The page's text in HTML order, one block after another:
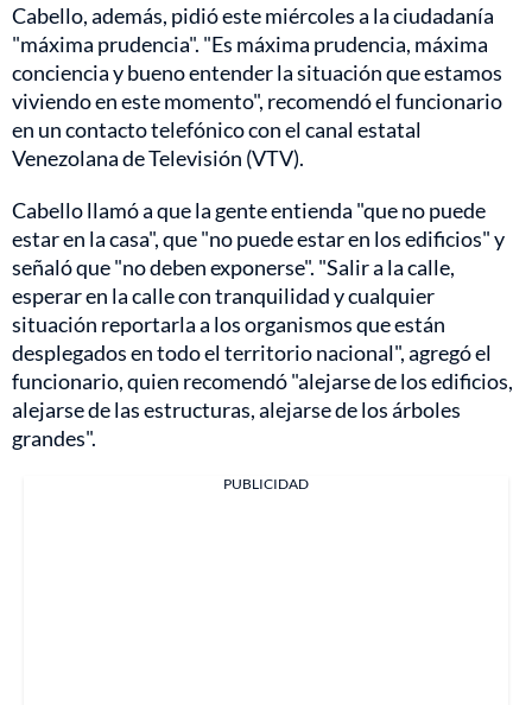
Cabello, además, pidió este miércoles a la ciudadanía
"máxima prudencia". "Es máxima prudencia, máxima
conciencia y bueno entender la situación que estamos
viviendo en este momento", recomendó el funcionario
en un contacto telefónico con el canal estatal
Venezolana de Televisión (VTV).
Cabello llamó a que la gente entienda "que no puede
estar en la casa", que "no puede estar en los edificios" y
señaló que "no deben exponerse". "Salir a la calle,
esperar en la calle con tranquilidad y cualquier
situación reportarla a los organismos que están
desplegados en todo el territorio nacional", agregó el
funcionario, quien recomendó "alejarse de los edificios,
alejarse de las estructuras, alejarse de los árboles
grandes".
PUBLICIDAD